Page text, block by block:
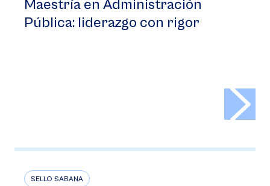
Maestría en Administración
Pública: liderazgo con rigor
SELLO SABANA